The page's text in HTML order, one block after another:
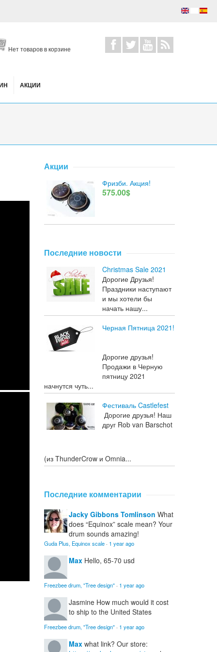
Нет товаров в корзине
АКЦИИ
Акции
Фризби. Акция!
575.00$
Последние новости
Christmas Sale 2021
Дорогие Друзья!
Праздники наступают
и мы хотели бы
начать нашу...
Черная Пятница 2021!
Дорогие друзья!
Продажи в Черную
пятницу 2021
начнутся чуть...
Фестиваль Castlefest
Дорогие друзья! Наш
друг Rob van Barschot
(из ThunderCrow и Omnia...
Последние комментарии
Jacky Gibbons Tomlinson What
does “Equinox” scale mean? Your
drum sounds amazing!
Guda Plus, Equinox scale · 1 year ago
Max Hello, 65-70 usd
Freezbee drum, "Tree design" · 1 year ago
Jasmine How much would it cost
to ship to the United States
Freezbee drum, "Tree design" · 1 year ago
Max what link? Our store: